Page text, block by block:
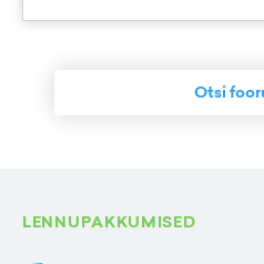
Otsi
LENNUPAKKUMISED